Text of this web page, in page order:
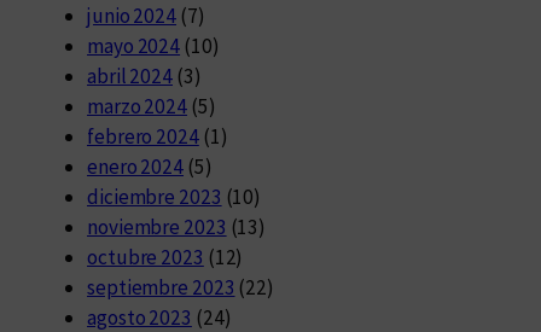
junio 2024 (7)
mayo 2024 (10)
abril 2024 (3)
marzo 2024 (5)
febrero 2024(1)
enero 2024 (5)
diciembre 2023 (10)
noviembre 2023 (13)
octubre 2023 (12)
septiembre 2023 (22)
agosto 2023 (24)